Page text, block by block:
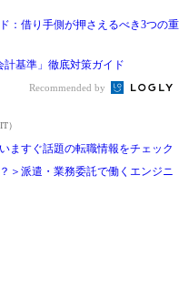
：借り手側が押さえるべき3つの重
計基準」徹底対策ガイド
Recommended by
）
ますぐ話題の転職情報をチェック
＞派遣・業務委託で働くエンジニ